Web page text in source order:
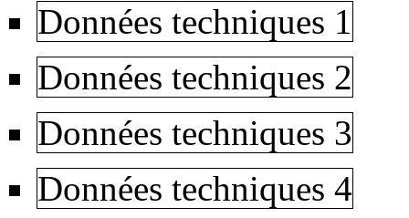
Données techniques 1
Données techniques 2
Données techniques 3
Données techniques 4